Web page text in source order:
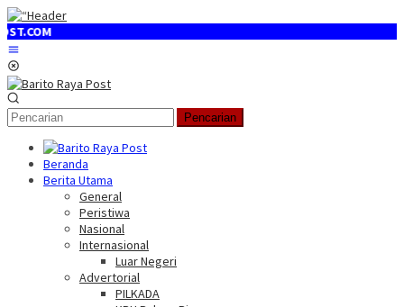
Loncat
ke
konten
Pencarian
Beranda
Berita Utama
General
Peristiwa
Nasional
Internasional
Luar Negeri
Advertorial
PILKADA